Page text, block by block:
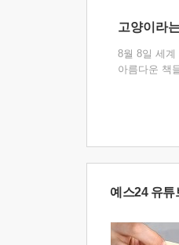
고양이라
8월 8일 세계
아름다운 책
예스24 유튜